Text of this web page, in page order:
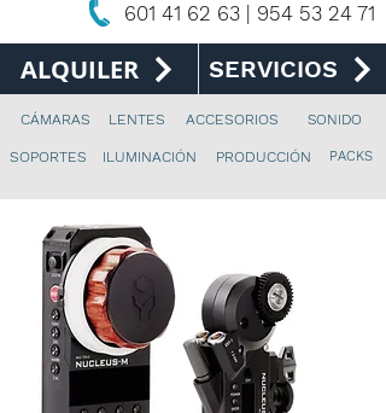
601 41 62 63 954 53 24 71
ALQUILER SERVICIOS
CÁMARAS
SOPORTES
LENTES ACCESORIOS SONIDO
ILUMINACIÓN PRODUCCIÓN PACKS